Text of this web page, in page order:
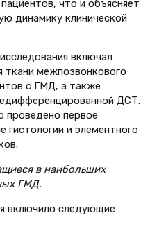
что и объясняет
динамику клинической
включал
ткани межпозвонкового
с ГМД, а также
ДСТ.
проведено первое
гистологии и элементного
в наибольших
ГМД.
включило следующие